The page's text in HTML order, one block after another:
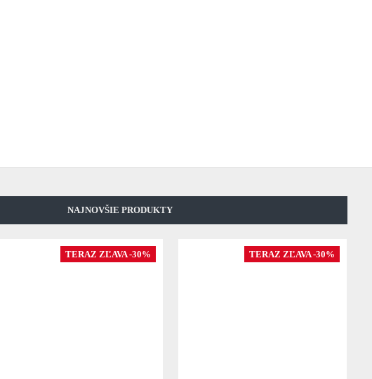
NAJNOVŠIE PRODUKTY
TERAZ ZĽAVA -30% TERAZ ZĽAVA -30%